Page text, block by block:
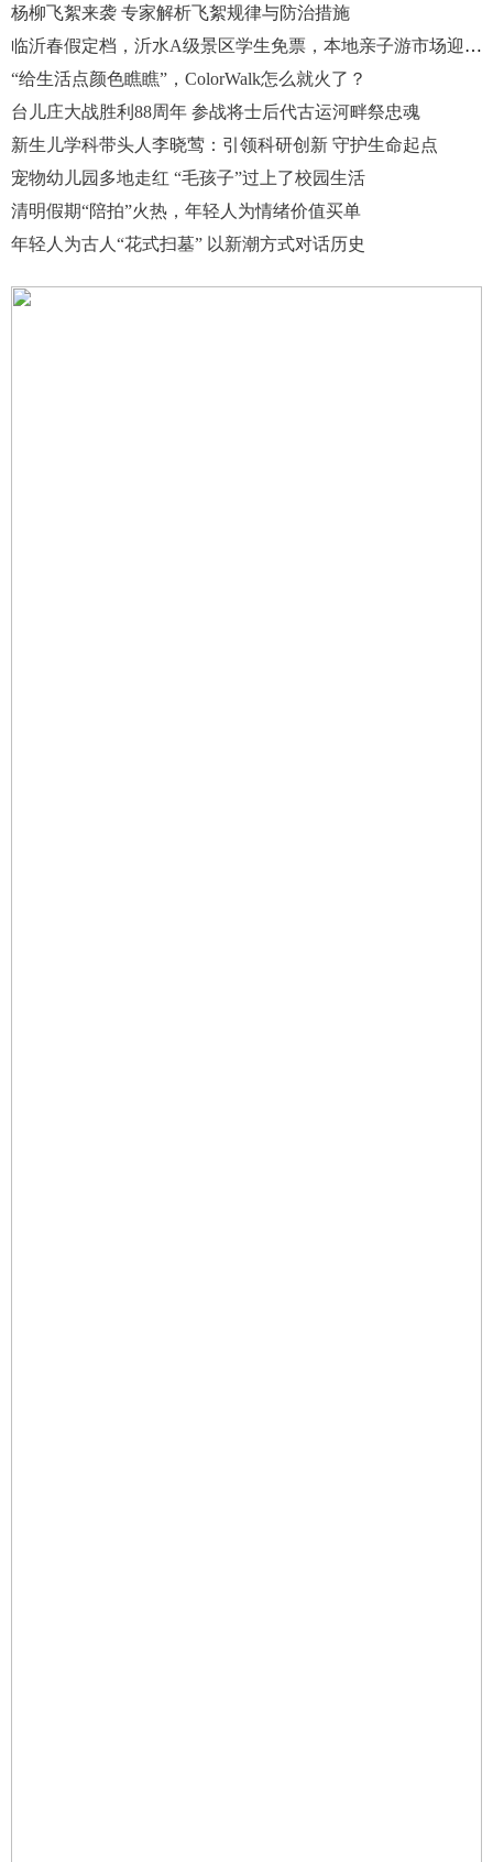
杨柳飞絮来袭 专家解析飞絮规律与防治措施
临沂春假定档，沂水A级景区学生免票，本地亲子游市场迎高峰
“给生活点颜色瞧瞧”，ColorWalk怎么就火了？
台儿庄大战胜利88周年 参战将士后代古运河畔祭忠魂
新生儿学科带头人李晓莺：引领科研创新 守护生命起点
宠物幼儿园多地走红 “毛孩子”过上了校园生活
清明假期“陪拍”火热，年轻人为情绪价值买单
年轻人为古人“花式扫墓” 以新潮方式对话历史